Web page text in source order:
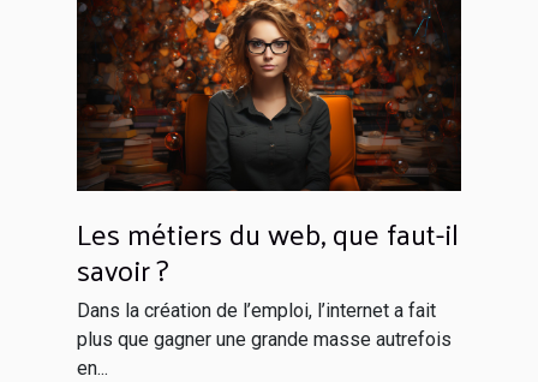
Les métiers du web, que faut-il
savoir ?
Dans la création de l’emploi, l’internet a fait
plus que gagner une grande masse autrefois
en...